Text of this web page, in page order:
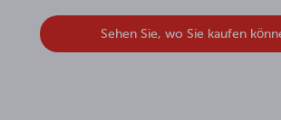
Sehen Sie, wo Sie kaufen